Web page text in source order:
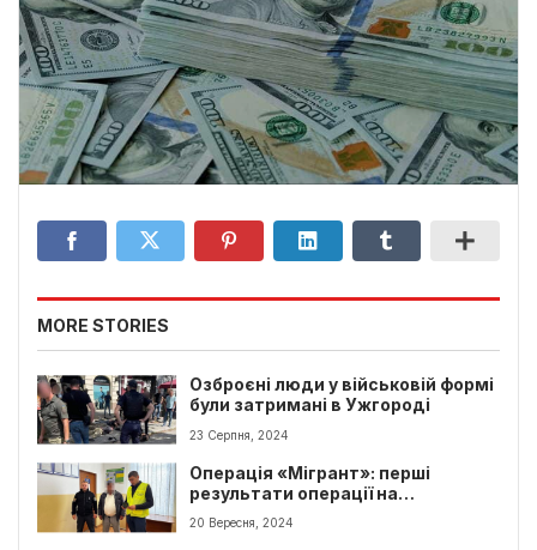
MORE STORIES
Озброєні люди у військовій формі
були затримані в Ужгороді
23 Серпня, 2024
Операція «Мігрант»: перші
результати операції на
Закарпатті
20 Вересня, 2024